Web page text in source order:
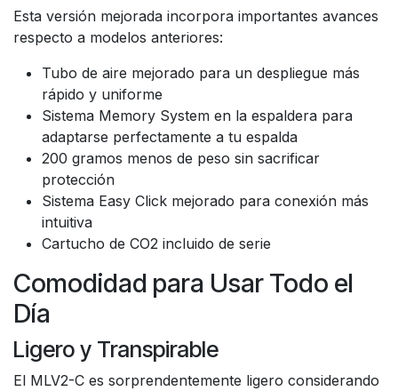
Esta versión mejorada incorpora importantes avances
respecto a modelos anteriores:
Tubo de aire mejorado para un despliegue más
rápido y uniforme
Sistema Memory System en la espaldera para
adaptarse perfectamente a tu espalda
200 gramos menos de peso sin sacrificar
protección
Sistema Easy Click mejorado para conexión más
intuitiva
Cartucho de CO2 incluido de serie
Comodidad para Usar Todo el
Día
Ligero y Transpirable
El MLV2-C es sorprendentemente ligero considerando